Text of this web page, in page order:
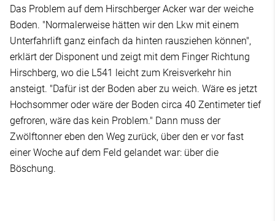
Das Problem auf dem Hirschberger Acker war der weiche
Boden. "Normalerweise hätten wir den Lkw mit einem
Unterfahrlift ganz einfach da hinten rausziehen können",
erklärt der Disponent und zeigt mit dem Finger Richtung
Hirschberg, wo die L541 leicht zum Kreisverkehr hin
ansteigt. "Dafür ist der Boden aber zu weich. Wäre es jetzt
Hochsommer oder wäre der Boden circa 40 Zentimeter tief
gefroren, wäre das kein Problem." Dann muss der
Zwölftonner eben den Weg zurück, über den er vor fast
einer Woche auf dem Feld gelandet war: über die
Böschung.